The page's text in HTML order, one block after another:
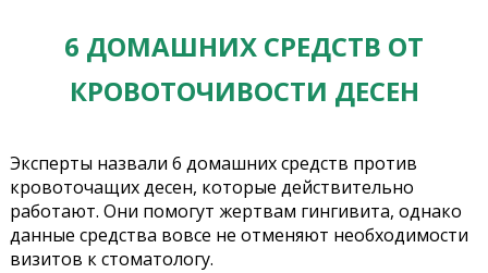
6 ДОМАШНИХ СРЕДСТВ ОТ
КРОВОТОЧИВОСТИ ДЕСЕН
Эксперты назвали 6 домашних средств против
кровоточащих десен, которые действительно
работают. Они помогут жертвам гингивита, однако
данные средства вовсе не отменяют необходимости
визитов к стоматологу.